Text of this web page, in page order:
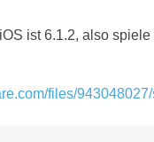
ist 6.1.2, also
files/